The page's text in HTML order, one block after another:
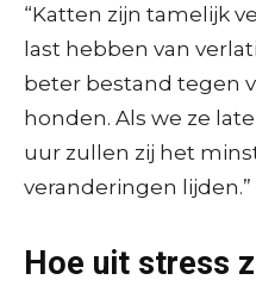
“Katten zijn tamelijk
last hebben van
beter bestand tegen
honden. Als we ze
uur zullen zij het
veranderingen lijden.”
Hoe uit stress